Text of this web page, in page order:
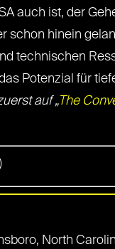
auch ist, der
schon hinein
technischen
Potenzial für
auf „The
)
North